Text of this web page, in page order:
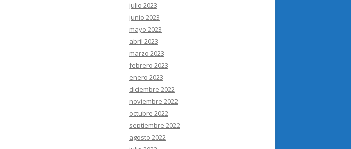
julio 2023
junio 2023
mayo 2023
abril 2023
marzo 2023
febrero 2023
enero 2023
diciembre 2022
noviembre 2022
octubre 2022
septiembre 2022
agosto 2022